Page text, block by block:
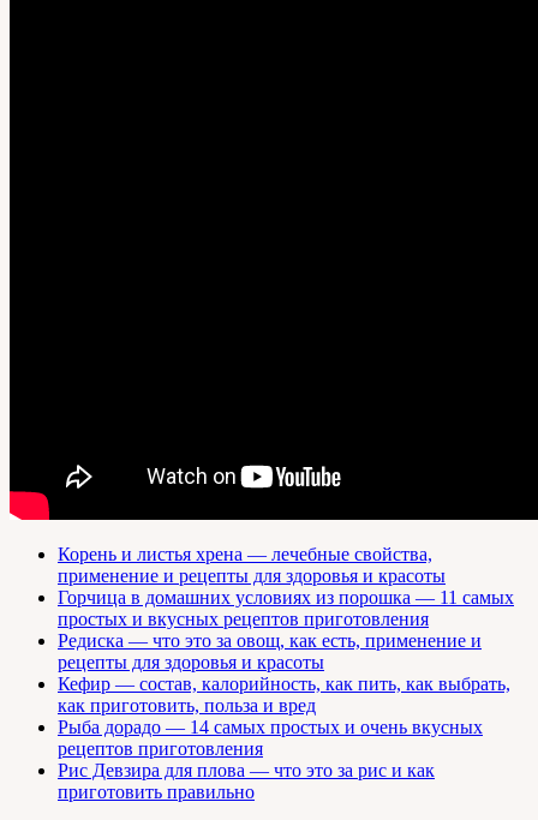
Корень и листья хрена — лечебные свойства,
применение и рецепты для здоровья и красоты
Горчица в домашних условиях из порошка — 11 самых
простых и вкусных рецептов приготовления
Редиска — что это за овощ, как есть, применение и
рецепты для здоровья и красоты
Кефир — состав, калорийность, как пить, как выбрать,
как приготовить, польза и вред
Рыба дорадо — 14 самых простых и очень вкусных
рецептов приготовления
Рис Девзира для плова — что это за рис и как
приготовить правильно